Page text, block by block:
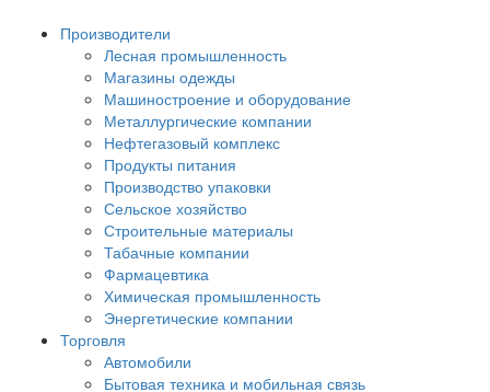
Производители
Лесная промышленность
Магазины одежды
Машиностроение и оборудование
Металлургические компании
Нефтегазовый комплекс
Продукты питания
Производство упаковки
Сельское хозяйство
Строительные материалы
Табачные компании
Фармацевтика
Химическая промышленность
Энергетические компании
Торговля
Автомобили
Бытовая техника и мобильная связь